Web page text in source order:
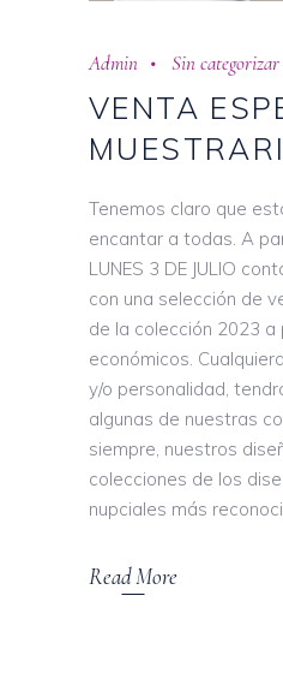
Admin Sin categorizar
VENTA
Tenemos claro que
encantar a todas. A
LUNES 3 DE JULIO
con una selección de
de la colección 2023 a
económicos.
y/o personalidad,
algunas de nuestras
siempre, nuestros
colecciones de los
nupciales más
Read More